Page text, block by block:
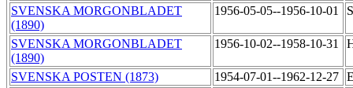
SVENSKA MORGONBLADET
(1890)
1956-05-05--1956-10-01
SVENSKA MORGONBLADET
(1890)
1956-10-02--1958-10-31
SVENSKA POSTEN (1873) 1954-07-01--1962-12-27